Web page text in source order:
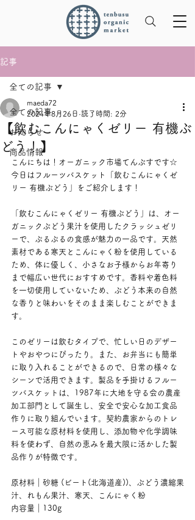
記事
全ての記事
お知らせ
商品情報
全ての記事
【飲むこんにゃくゼリー 有機ぶ
どう！】
maeda72
2024年8月26日 読了時間: 2分
こんにちは！オーガニック市場てんぶすです☆
今日はフルーツバスケット「飲むこんにゃくゼ
リー 有機ぶどう」をご紹介します！
「飲むこんにゃくゼリー 有機ぶどう」は、オー
ガニックぶどう果汁を使用したクラッシュゼリ
ーで、ぷるぷるの食感が魅力の一品です。天然
素材である寒天とこんにゃく粉を使用している
ため、体に優しく、小さなお子様からお年寄り
まで幅広い世代におすすめです。香料や着色料
を一切使用していないため、ぶどう本来の自然
な香りと味わいをそのまま楽しむことができま
す。
このゼリーは飲むタイプで、忙しい日のデザー
トやおやつにぴったり。また、お弁当にも簡単
に取り入れることができるので、日常の様々な
シーンで活用できます。製品を手掛けるフルー
ツバスケットは、1987年に大地を守る会の農産
加工部門として誕生し、安全で安心な加工食品
作りに取り組んでいます。契約農家からのトレ
ース可能な原材料を使用し、添加物や化学調味
料を使わず、自然の恵みを最大限に活かした製
品作りが特徴です。
原材料｜砂糖 (ビート(北海道産))、ぶどう濃縮果
汁、れもん果汁、寒天、こんにゃく粉
内容量｜130g